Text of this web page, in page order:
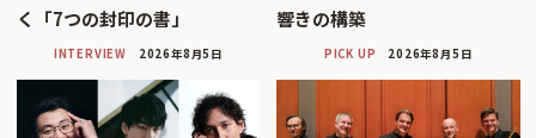
く「7つの封印の書」
INTERVIEW 2026年8月5日
響きの構築
PICK UP 2026年8月5日